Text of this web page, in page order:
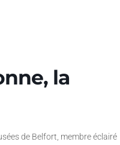
la
de Belfort, membre éclairé